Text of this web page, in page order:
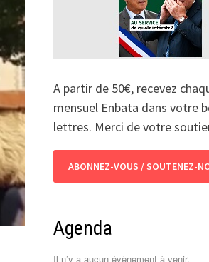
A partir de 50€, recevez
mensuel Enbata dans votre
lettres. Merci de votre
ABONNEZ-VOUS / SOUTENEZ-
Agenda
Il n’y a aucun évènement à venir.